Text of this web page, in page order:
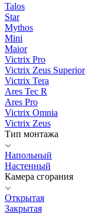
Talos
Star
Mythos
Mini
Maior
Victrix Pro
Victrix Zeus Superior
Victrix Tera
Ares Tec R
Ares Pro
Victrix Omnia
Victrix Zeus
Тип монтажа
Напольный
Настенный
Камера сгорания
Открытая
Закрытая